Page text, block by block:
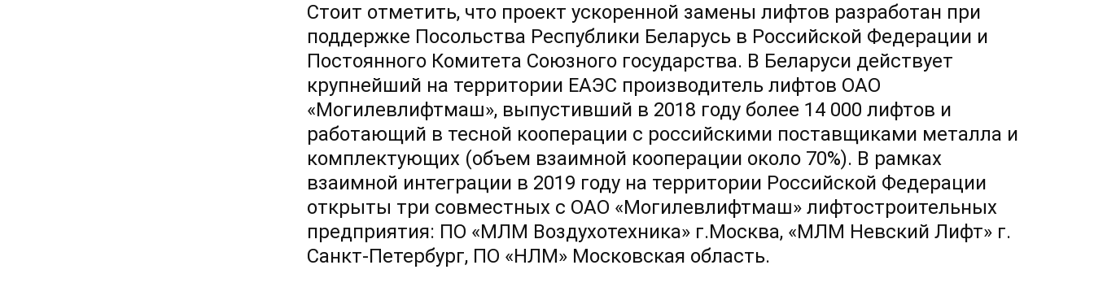
Стоит отметить, что проект ускоренной замены лифтов разработан при
поддержке Посольства Республики Беларусь в Российской Федерации и
Постоянного Комитета Союзного государства. В Беларуси действует
крупнейший на территории ЕАЭС производитель лифтов ОАО
«Могилевлифтмаш», выпустивший в 2018 году более 14 000 лифтов и
работающий в тесной кооперации с российскими поставщиками металла и
комплектующих (объем взаимной кооперации около 70%). В рамках
взаимной интеграции в 2019 году на территории Российской Федерации
открыты три совместных с ОАО «Могилевлифтмаш» лифтостроительных
предприятия: ПО «МЛМ Воздухотехника» г.Москва, «МЛМ Невский Лифт» г.
Санкт-Петербург, ПО «НЛМ» Московская область.